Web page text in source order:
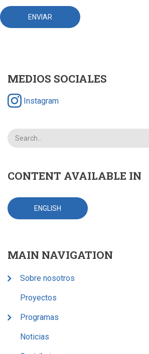
MEDIOS SOCIALES
Instagram
Search
CONTENT AVAILABLE IN
ENGLISH
MAIN NAVIGATION
Sobre nosotros
Proyectos
Programas
Noticias